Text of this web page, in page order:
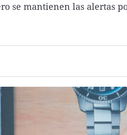
se mantienen las alertas